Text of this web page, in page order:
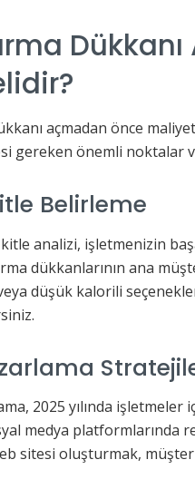
açmadan önce
gereken önemli noktalar
Belirleme
analizi, işletmenizin
dükkanlarının ana
düşük kalorili
2025 yılında
medya platformlarında
sitesi oluşturmak, müşteri